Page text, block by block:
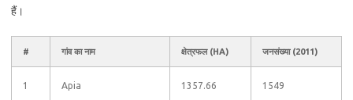
हैं।
# गांव का नाम क्षेत्रफल (HA) जनसंख्या (2011)
1 Apia 1357.66 1549